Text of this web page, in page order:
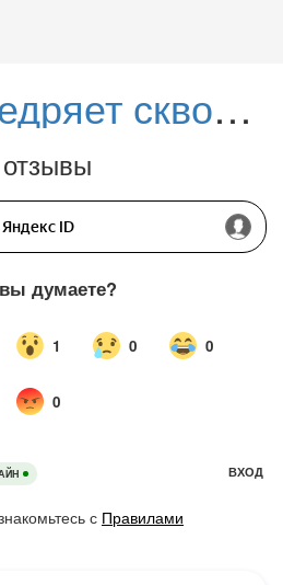
Discord внедряет сквозное шифрование аудио- и видеозвонков